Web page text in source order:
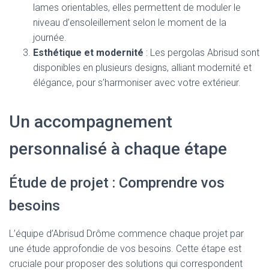
lames orientables, elles permettent de moduler le
niveau d’ensoleillement selon le moment de la
journée.
Esthétique et modernité : Les pergolas Abrisud sont
disponibles en plusieurs designs, alliant modernité et
élégance, pour s’harmoniser avec votre extérieur.
Un accompagnement
personnalisé à chaque étape
Étude de projet : Comprendre vos
besoins
L’équipe d’Abrisud Drôme commence chaque projet par
une étude approfondie de vos besoins. Cette étape est
cruciale pour proposer des solutions qui correspondent